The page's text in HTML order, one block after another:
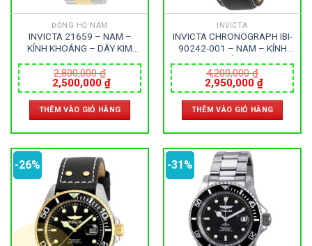
ĐỒNG HỒ NAM
INVICTA 21659 – NAM –
KÍNH KHOÁNG – DÂY KIM
MÁY HOA KỲ
2,800,000₫
Giá
gốc
là:
2,800,000 ₫.
2,500,000₫Giá
hiện
tại
là:
2,500,000 ₫.
THÊM VÀO GIỎ HÀNG
INVICTA
INVICTA CHRONOGRAPH IBI-
90242-001 – NAM – KÍNH
SIZE 44MM – MÁY HOA KỲ
4,200,000₫
Giá
gốc
là:
4,200,000 ₫.
2,950,000₫Giá
hiện
tại
là:
THÊM VÀO GIỎ HÀNG
-26% -31%